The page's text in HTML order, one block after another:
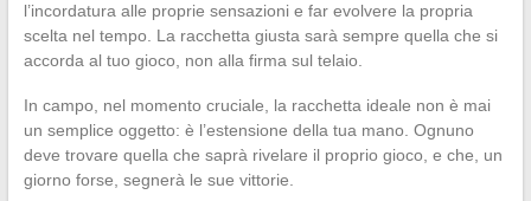
l’incordatura alle proprie sensazioni e far evolvere la propria
scelta nel tempo. La racchetta giusta sarà sempre quella che si
accorda al tuo gioco, non alla firma sul telaio.
In campo, nel momento cruciale, la racchetta ideale non è mai
un semplice oggetto: è l’estensione della tua mano. Ognuno
deve trovare quella che saprà rivelare il proprio gioco, e che, un
giorno forse, segnerà le sue vittorie.